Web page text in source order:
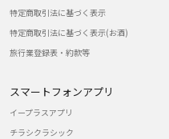
特定商取引法に基づく表示
特定商取引法に基づく表示(お酒)
旅行業登録表・約款等
スマートフォンアプリ
イープラスアプリ
チラシクラシック